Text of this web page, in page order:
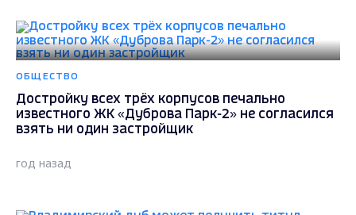
ОБЩЕСТВО
Достройку всех трёх корпусов печально
известного ЖК «Дуброва Парк-2» не согласился
взять ни один застройщик
год назад